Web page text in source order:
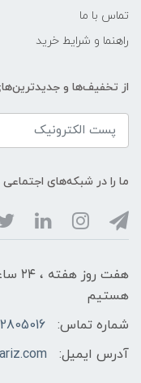
تماس با ما
راهنما و شرایط خرید
از تخفیف‌ها و
ما را در شبکه‌های اجتماعی
هفت
هستیم
شماره تماس:
- 09128200221
آدرس ایمیل: